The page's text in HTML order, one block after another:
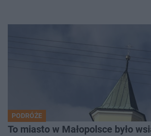
PODRÓŻE
To miasto w Małopolsce było